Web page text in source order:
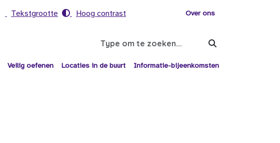
Tekstgrootte Hoog contrast Over ons
Search
Veilig oefenen Locaties in de buurt Informatie-bijeenkomsten